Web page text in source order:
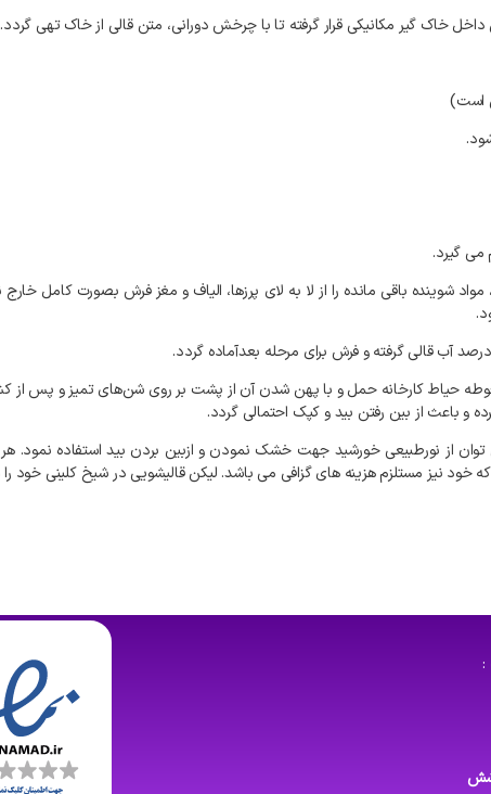
باقی مانده را از لا به لای پرزها، الیاف و مغز فرش بصورت کامل خارج
حیاط کارخانه حمل و با پهن شدن آن از پشت بر روی شن‌های تمیز و
و باعث از بین رفتن بید و کپک احتمالی گردد.
از نورطبیعی خورشید جهت خشک نمودن و ازبین بردن بید استفاده
نیز مستلزم هزینه های گزافی می باشد. لیکن قالیشویی در شیخ کلینی خود
: